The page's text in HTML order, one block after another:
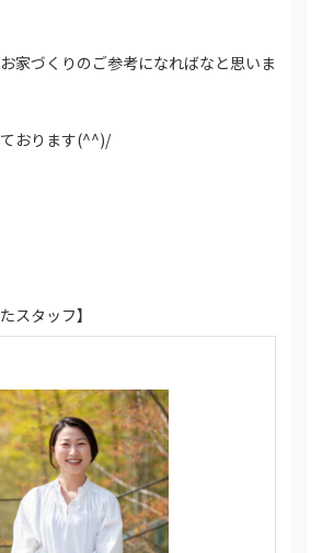
家づくりのご参考になればなと思いま
おります(^^)/
スタッフ】